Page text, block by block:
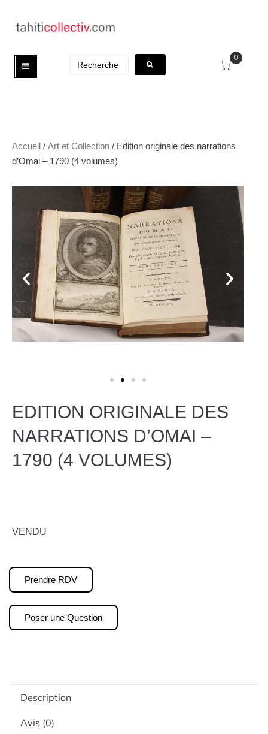
0
Accueil / Art et Collection / Edition originale des narrations
d’Omai – 1790 (4 volumes)
EDITION ORIGINALE DES
NARRATIONS D’OMAI –
1790 (4 VOLUMES)
VENDU
Prendre RDV
Poser une Question
Description
Avis (0)